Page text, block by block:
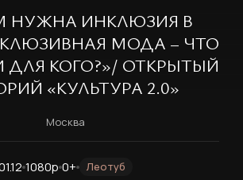
НУЖНА ИНКЛЮЗИЯ В
МОДА – ЧТО
ДЛЯ КОГО?»/ ОТКРЫТЫЙ
«КУЛЬТУРА 2.0»
Москва
1080p 0+ Леотуб